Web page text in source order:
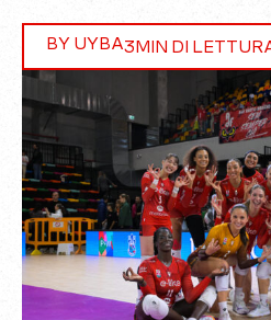
BY UYBA MIN DI
3